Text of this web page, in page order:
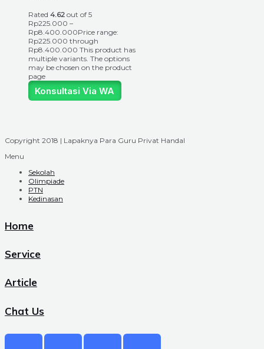
Rated 4.62 out of 5
Rp225.000 –
Rp8.400.000Price range:
Rp225.000 through
Rp8.400.000 This product has
multiple variants. The options
may be chosen on the product
page
Konsultasi Via WA
Copyright 2018 | Lapaknya Para Guru Privat Handal
Menu
Sekolah
Olimpiade
PTN
Kedinasan
Home
Service
Article
Chat Us